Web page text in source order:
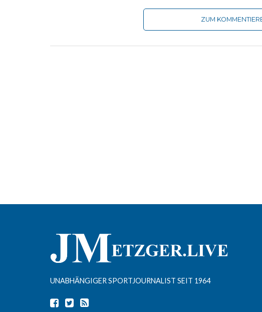
ZUM
UNABHÄNGIGER SPORTJOURNALIST SEIT 1964